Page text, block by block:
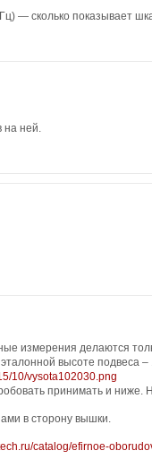
— сколько показывает
на ней.
измерения делаются
высоте подвеса –
10/vysota102030.png
принимать и ниже.
в сторону вышки.
catalog/efirnoe-